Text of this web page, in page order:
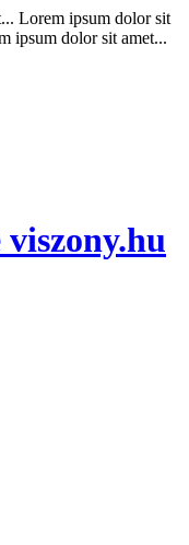
Lorem ipsum dolor sit
ipsum dolor sit amet...
viszony.hu